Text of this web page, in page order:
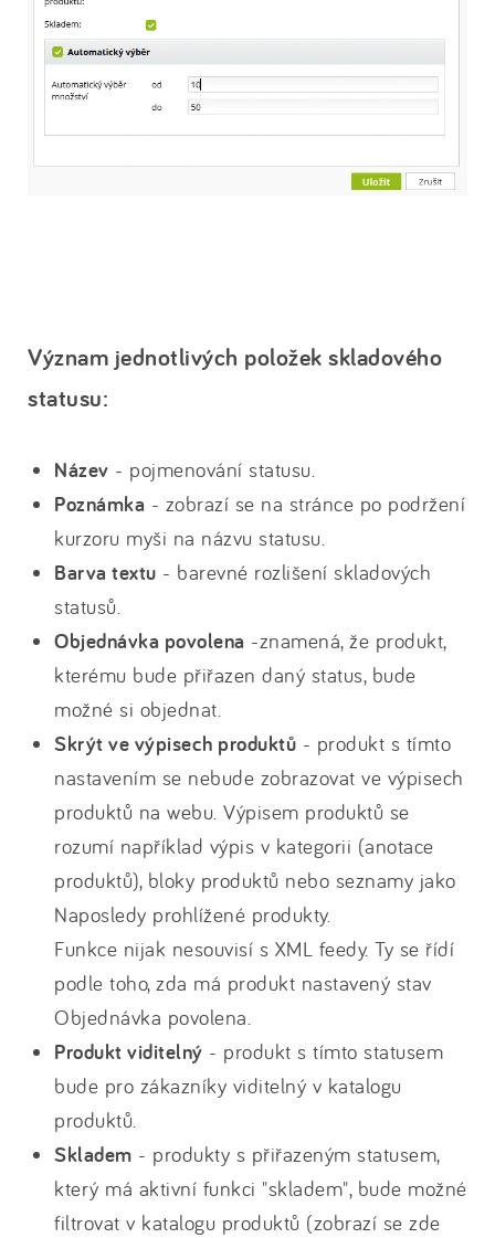
Význam jednotlivých položek skladového
statusu:
Název - pojmenování statusu.
Poznámka - zobrazí se na stránce po podržení
kurzoru myši na názvu statusu.
Barva textu - barevné rozlišení skladových
statusů.
Objednávka povolena -znamená, že produkt,
kterému bude přiřazen daný status, bude
možné si objednat.
Skrýt ve výpisech produktů - produkt s tímto
nastavením se nebude zobrazovat ve výpisech
produktů na webu. Výpisem produktů se
rozumí například výpis v kategorii (anotace
produktů), bloky produktů nebo seznamy jako
Naposledy prohlížené produkty.
Funkce nijak nesouvisí s XML feedy. Ty se řídí
podle toho, zda má produkt nastavený stav
Objednávka povolena.
Produkt viditelný - produkt s tímto statusem
bude pro zákazníky viditelný v katalogu
produktů.
Skladem - produkty s přiřazeným statusem,
který má aktivní funkci "skladem", bude možné
filtrovat v katalogu produktů (zobrazí se zde